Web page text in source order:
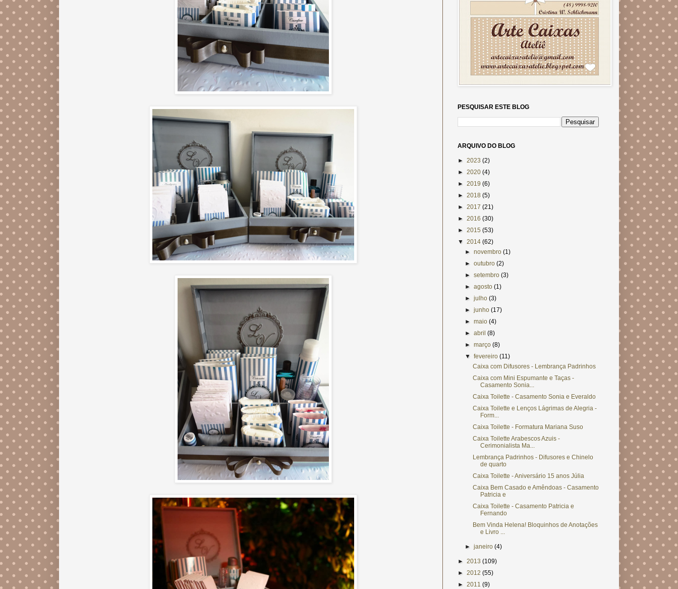
PESQUISAR ESTE BLOG
ARQUIVO DO BLOG
► 2023 (2)
► 2020 (4)
► 2019 (6)
► 2018 (5)
► 2017 (21)
► 2016 (30)
► 2015 (53)
▼ 2014 (62)
►novembro(1)
►outubro(2)
►setembro(3)
►agosto(1)
►julho(3)
►junho(17)
►maio(4)
►abril(8)
►março(8)
▼fevereiro(11)
Caixa com Difusores - Lembrança Padrinhos
Caixa com Mini Espumante e Taças -
Casamento Sonia...
Caixa Toilette - Casamento Sonia e Everaldo
Caixa Toilette e Lenços Lágrimas de Alegria -
Form...
Caixa Toilette - Formatura Mariana Suso
Caixa Toilette Arabescos Azuis -
Cerimonialista Ma...
Lembrança Padrinhos - Difusores e Chinelo
de quarto
Caixa Toilette - Aniversário 15 anos Júlia
Caixa Bem Casado e Amêndoas - Casamento
Patricia e
Caixa Toilette - Casamento Patricia e
Fernando
Bem Vinda Helena! Bloquinhos de Anotações
e Livro ...
►janeiro(4)
► 2013 (109)
► 2012 (55)
► 2011 (9)